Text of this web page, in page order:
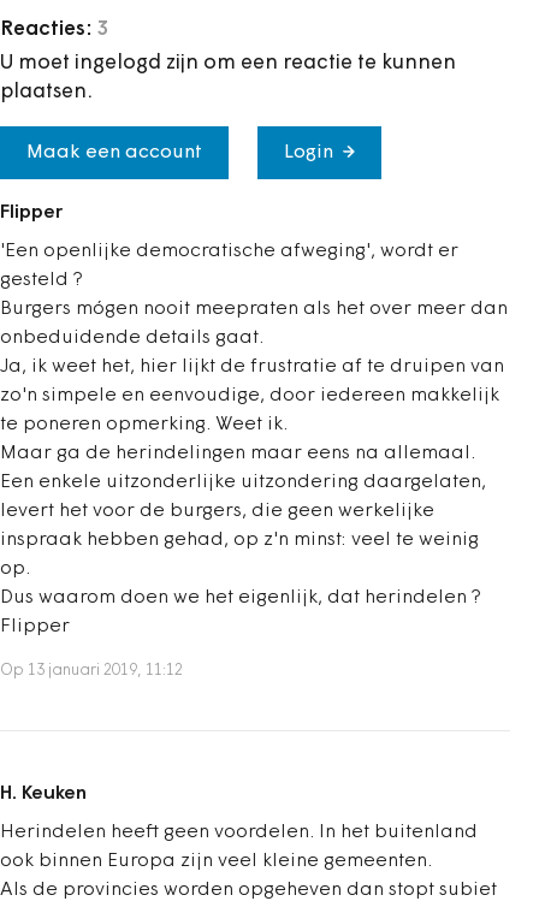
Reacties: 3
U moet ingelogd zijn om een reactie te kunnen
plaatsen.
Maak een account Login
Flipper
'Een openlijke democratische afweging', wordt er
gesteld ?
Burgers mógen nooit meepraten als het over meer dan
onbeduidende details gaat.
Ja, ik weet het, hier lijkt de frustratie af te druipen van
zo'n simpele en eenvoudige, door iedereen makkelijk
te poneren opmerking. Weet ik.
Maar ga de herindelingen maar eens na allemaal.
Een enkele uitzonderlijke uitzondering daargelaten,
levert het voor de burgers, die geen werkelijke
inspraak hebben gehad, op z'n minst: veel te weinig
op.
Dus waarom doen we het eigenlijk, dat herindelen ?
Flipper
Op 13 januari 2019, 11:12
H. Keuken
Herindelen heeft geen voordelen. In het buitenland
ook binnen Europa zijn veel kleine gemeenten.
Als de provincies worden opgeheven dan stopt subiet